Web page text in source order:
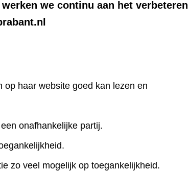
we continu aan het verbeteren
haar website goed kan lezen en
onafhankelijke partij.
zo veel mogelijk op toegankelijkheid.